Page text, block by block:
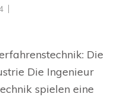
Die
Die Ingenieur
spielen eine